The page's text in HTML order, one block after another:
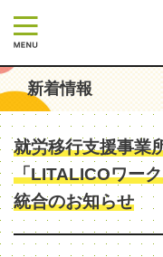
新着情報
就労移行支援事業
「LITALICOワー
統合のお知らせ